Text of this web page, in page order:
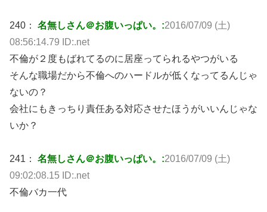
240： 名無しさん＠お腹いっぱい。:2016/07/09 (土)
08:56:14.79 ID:.net
不倫が２度もばれてるのに居座ってられるやつがいる
そんな職場だから不倫へのハードルが低くなってるんじゃ
ないの？
会社にもきっちり責任ある対応させたほうがいいんじゃな
いか？
241： 名無しさん＠お腹いっぱい。:2016/07/09 (土)
09:02:08.15 ID:.net
不倫バカ一代